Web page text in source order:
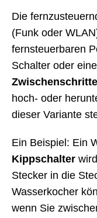
Die
(Funk oder
fernsteuerbaren
Schalter oder
Zwischenschritte
hoch- oder
dieser Variante
Ein Beispiel: Ein
Kippschalter
Stecker in die
Wasserkocher
wenn Sie